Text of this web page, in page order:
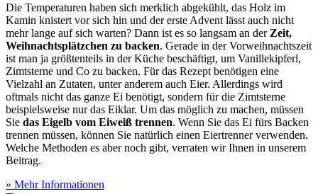
Die Temperaturen haben sich merklich abgekühlt, das Holz im
Kamin knistert vor sich hin und der erste Advent lässt auch nicht
mehr lange auf sich warten? Dann ist es so langsam an derZeit,
Weihnachtsplätzchen zu backen. Gerade in der Vorweihnachtszeit
ist man ja größtenteils in der Küche beschäftigt, um Vanillekipferl,
Zimtsterne und Co zu backen. Für das Rezept benötigen eine
Vielzahl an Zutaten, unter anderem auch Eier. Allerdings wird
oftmals nicht das ganze Ei benötigt, sondern für die Zimtsterne
beispielsweise nur das Eiklar. Um das möglich zu machen, müssen
Sie das Eigelb vom Eiweiß trennen. Wenn Sie das Ei fürs Backen
trennen müssen, können Sie natürlich einen Eiertrenner verwenden.
Welche Methoden es aber noch gibt, verraten wir Ihnen in unserem
Beitrag.
» Mehr Informationen